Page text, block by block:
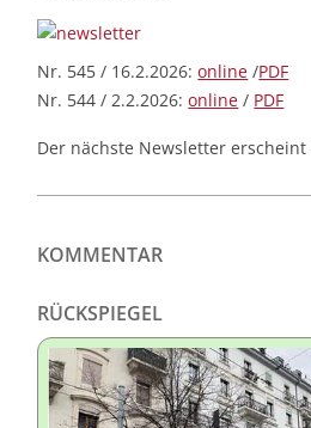
Nr. 545 / 16.2.2026:online /PDF
Nr. 544 / 2.2.2026:online / PDF
Der nächste Newsletter erscheint
KOMMENTAR
RÜCKSPIEGEL